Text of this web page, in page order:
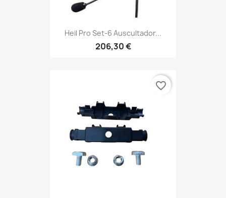
Heil Pro Set-6 Auscultador...
206,30 €
favorite_border